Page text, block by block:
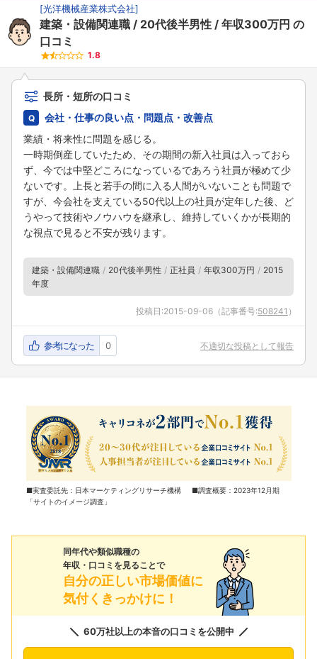
[光洋機械産業株式会社]
建築・設備関連職 20代後半男性 年収300万円 の
口コミ
1.8
長所・短所の口コミ
会社・仕事の良い点・問題点・改善点
業績・将来性に問題を感じる。
一時期倒産していたため、その期間の新入社員は入っておら
ず、今では中堅どころになっているであろう社員が極めて少
ないです。上長と若手の間に入る人間がいないことも問題で
すが、今会社を支えている50代以上の社員が定年した後、ど
うやって技術やノウハウを継承し、維持していくかが長期的
な視点で見ると不安が残ります。
建築・設備関連職 20代後半男性 正社員 年収300万円
2015
年度
投稿日:2015-09-06 （記事番号:508241 ）
参考になった 0 不適切な投稿として報告
■実査委託先：日本マーケティングリサーチ機構 ■調査概要：2023年12月期
「サイトのイメージ調査」
同年代や類似職種の
年収・口コミを見ることで
自分の正しい市場価値に
気付くきっかけに！
60万社以上の本音の口コミを公開中